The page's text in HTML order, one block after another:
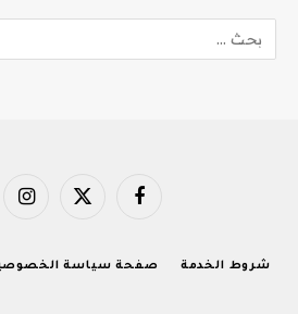
فيسبوك X
شروط الخدمة صفحة سياسة